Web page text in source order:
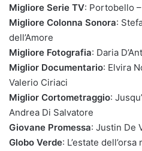
Migliore Serie TV: Portobello
Migliore Colonna Sonora:
dell’Amore
Migliore Fotografia: Daria
Miglior Documentario: Elvira
Valerio Ciriaci
Miglior Cortometraggio:
Andrea Di Salvatore
Giovane Promessa: Justin De
Globo Verde: L’estate